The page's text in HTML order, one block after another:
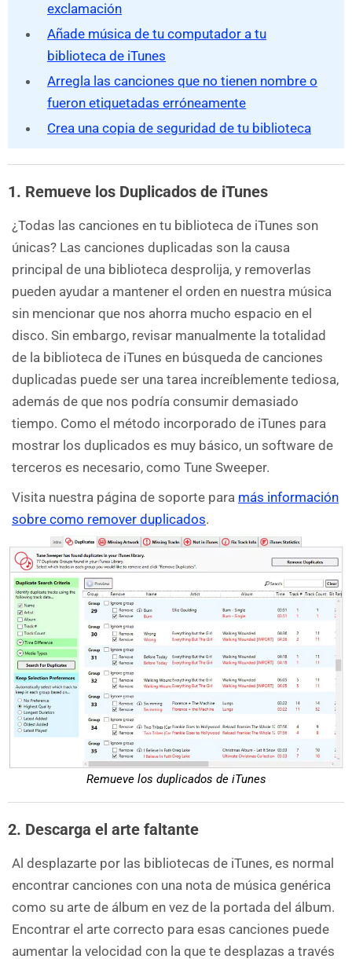
exclamación
Añade música de tu computador a tu
biblioteca de iTunes
Arregla las canciones que no tienen nombre o
fueron etiquetadas erróneamente
Crea una copia de seguridad de tu biblioteca
1. Remueve los Duplicados de iTunes
¿Todas las canciones en tu biblioteca de iTunes son
únicas? Las canciones duplicadas son la causa
principal de una biblioteca desprolija, y removerlas
pueden ayudar a mantener el orden en nuestra música
sin mencionar que nos ahorra mucho espacio en el
disco. Sin embargo, revisar manualmente la totalidad
de la biblioteca de iTunes en búsqueda de canciones
duplicadas puede ser una tarea increíblemente tediosa,
además de que nos podría consumir demasiado
tiempo. Como el método incorporado de iTunes para
mostrar los duplicados es muy básico, un software de
terceros es necesario, como Tune Sweeper.
Visita nuestra página de soporte para más información
sobre como remover duplicados.
Remueve los duplicados de iTunes
2. Descarga el arte faltante
Al desplazarte por las bibliotecas de iTunes, es normal
encontrar canciones con una nota de música genérica
como su arte de álbum en vez de la portada del álbum.
Encontrar el arte correcto para esas canciones puede
aumentar la velocidad con la que te desplazas a través